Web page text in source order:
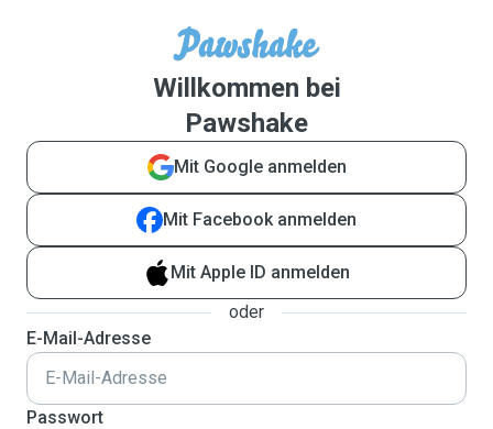
Willkommen bei
Pawshake
Mit Google anmelden
Mit Facebook anmelden
Mit Apple ID anmelden
oder
E-Mail-Adresse
Passwort